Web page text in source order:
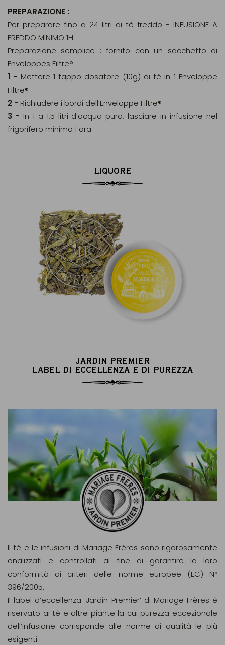
PREPARAZIONE :
Per preparare fino a 24 litri di tè freddo - INFUSIONE A
FREDDO MINIMO 1H
Preparazione semplice : fornito con un sacchetto di
Enveloppes Filtre®
1 - Mettere 1 tappo dosatore (10g) di tè in 1 Enveloppe
Filtre®
2 - Richiudere i bordi dell’Enveloppe Filtre®
3 - In 1 a 1,5 litri d’acqua pura, lasciare in infusione nel
frigorifero minimo 1 ora
LIQUORE
JARDIN PREMIER
LABEL DI ECCELLENZA E DI PUREZZA
Il tè e le infusioni di Mariage Frères sono rigorosamente
analizzati e controllati al fine di garantire la loro
conformità ai criteri delle norme europee (EC) N°
396/2005.
Il label d’eccellenza ‘Jardin Premier’ di Mariage Frères è
riservato ai tè e altre piante la cui purezza eccezionale
dell’infusione corrisponde alle norme di qualità le più
esigenti.